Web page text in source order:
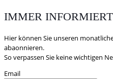
IMMER
Hier können Sie unseren
abaonnieren.
So verpassen Sie keine wichtigen
Email